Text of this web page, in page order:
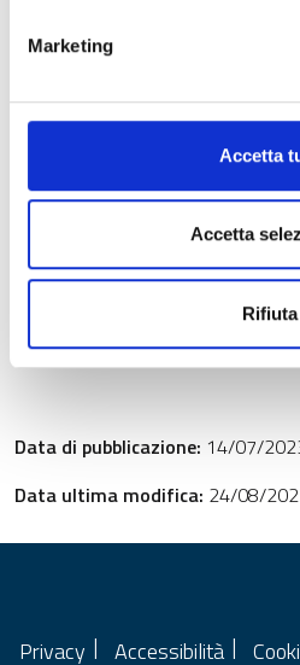
Marketing
Accetta
Accetta
Rifiuta
PROMOZIONE DEI PRODOTTI
Documenti allegati
Data di pubblicazione: 14/07/
Data ultima modifica: 24/08/
Privacy Accessibilità